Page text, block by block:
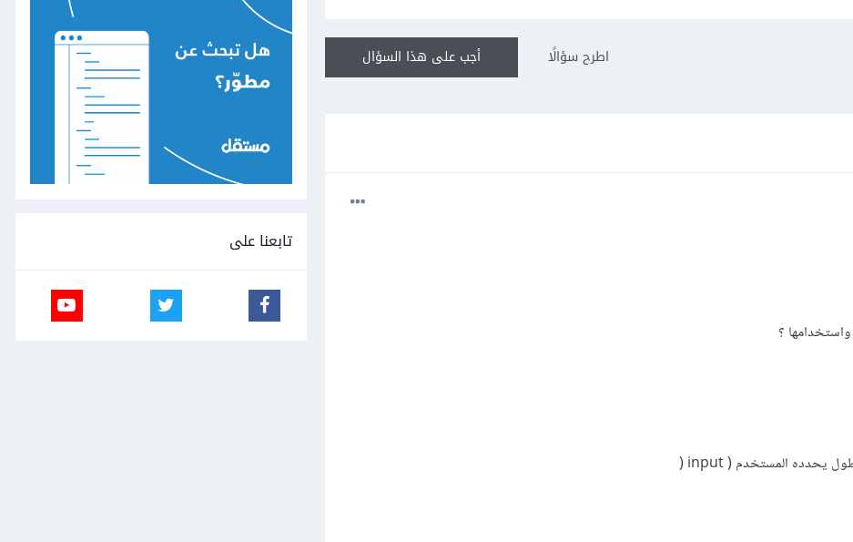
أجب على هذا السؤال اطرح سؤالًا
تابعنا على